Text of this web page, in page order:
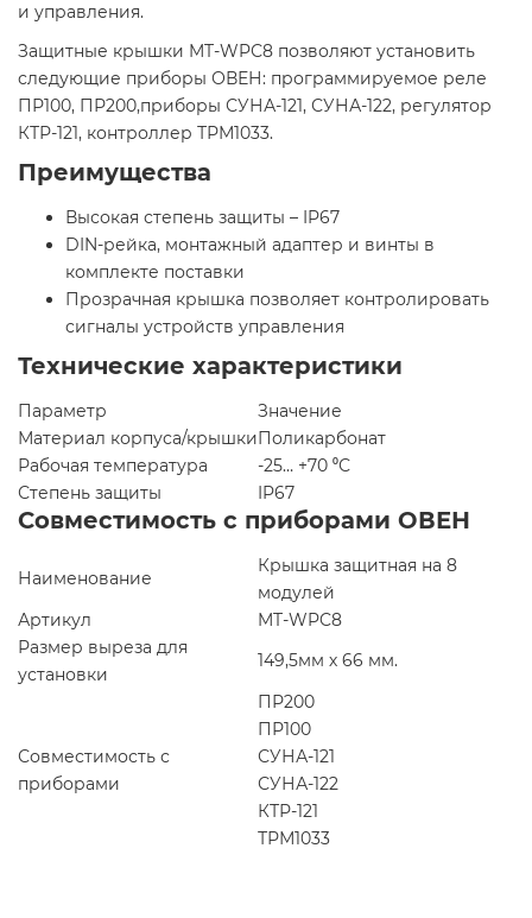
и управления.
Защитные крышки MT-WPС8 позволяют установить
следующие приборы ОВЕН: программируемое реле
ПР100, ПР200,приборы СУНА-121, СУНА-122, регулятор
КТР-121, контроллер ТРМ1033.
Преимущества
Высокая степень защиты – IP67
DIN-рейка, монтажный адаптер и винты в
комплекте поставки
Прозрачная крышка позволяет контролировать
сигналы устройств управления
Технические характеристики
Параметр
Значение
Материал корпуса/крышкиПоликарбонат
Рабочая температура
-25… +70 ⁰С
Степень защиты
IP67
Совместимость с приборами ОВЕН
Наименование
Крышка защитная на 8
модулей
Артикул
MT-WPC8
Размер выреза для
установки
149,5мм х 66 мм.
Совместимость с
приборами
ПР200
ПР100
СУНА-121
СУНА-122
КТР-121
ТРМ1033